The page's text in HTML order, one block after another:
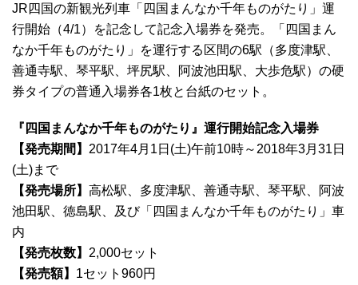
JR四国の新観光列車「四国まんなか千年ものがたり」運
行開始（4/1）を記念して記念入場券を発売。「四国まん
なか千年ものがたり」を運行する区間の6駅（多度津駅、
善通寺駅、琴平駅、坪尻駅、阿波池田駅、大歩危駅）の硬
券タイプの普通入場券各1枚と台紙のセット。
『四国まんなか千年ものがたり』運行開始記念入場券
【発売期間】 2017年4月1日(土)午前10時～2018年3月31日
(土)まで
【発売場所】 高松駅、多度津駅、善通寺駅、琴平駅、阿波
池田駅、徳島駅、及び「四国まんなか千年ものがたり」車
内
【発売枚数】 2,000セット
【発売額】 1セット960円